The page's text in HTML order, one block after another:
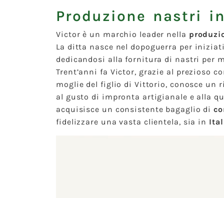
Produzione nastri
Victor è un marchio leader nella
La ditta nasce nel dopoguerra per
dedicandosi alla fornitura di nastri per
Trent’anni fa Victor, grazie al prezioso
moglie del figlio di Vittorio, conosce un
al gusto di impronta artigianale e alla
acquisisce un consistente bagaglio di
fidelizzare una vasta clientela, sia in